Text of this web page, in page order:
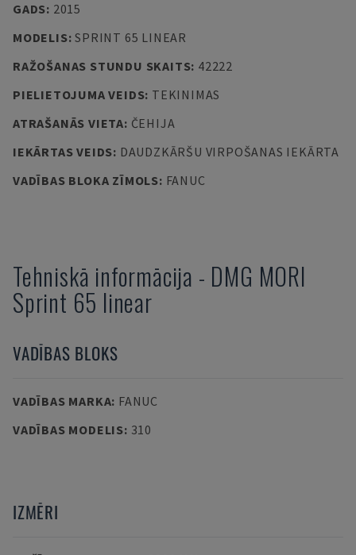
GADS: 2015
MODELIS:SPRINT 65 LINEAR
RAŽOŠANAS STUNDU SKAITS: 42222
PIELIETOJUMA VEIDS: TEKINIMAS
ATRAŠANĀS VIETA: ČEHIJA
IEKĀRTAS VEIDS: DAUDZKĀRŠU VIRPOŠANAS IEKĀRTA
VADĪBAS BLOKA ZĪMOLS: FANUC
Tehniskā informācija - DMG MORI
Sprint 65 linear
VADĪBAS BLOKS
VADĪBAS MARKA: FANUC
VADĪBAS MODELIS: 310
IZMĒRI